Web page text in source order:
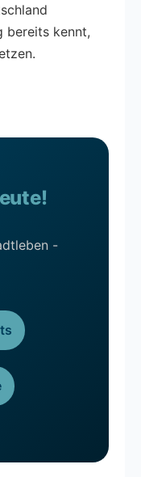
bereits kennt,
-